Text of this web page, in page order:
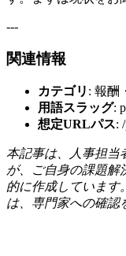
---
関連情報
カテゴリ : 報酬
用語スラッグ:
想定URLパス:
本記事は、人事担当
が、ご自身の課題解
的に作成しています
は、専門家への確認